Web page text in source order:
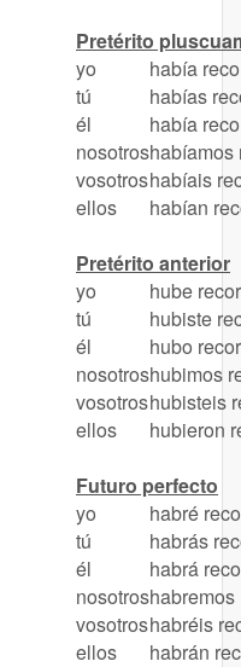
Pretérito
yo
había
tú
habías
él
había
nosotroshabíamos
vosotroshabíais
ellos
habían
Pretérito anterior
yo
hube
tú
hubiste
él
hubo
nosotroshubimos
vosotroshubisteis
ellos
hubieron
Futuro perfecto
yo
habré
tú
habrás
él
habrá
nosotros
vosotroshabréis
ellos
habrán